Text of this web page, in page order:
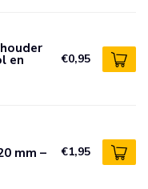
en €0,95
mm – €1,95